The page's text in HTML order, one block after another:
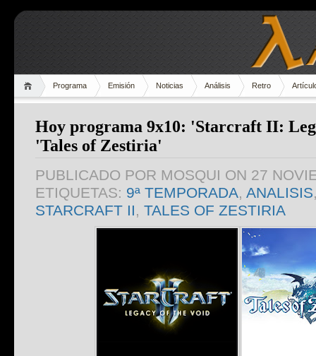
Programa Emisión Noticias Análisis Retro
Hoy programa 9x10: 'Starcraft II:
'Tales of Zestiria'
PUBLICADO POR MOSQUI ON 27
ETIQUETAS: 9ª TEMPORADA ANALISIS
STARCRAFT II
TALES OF ZESTIRIA